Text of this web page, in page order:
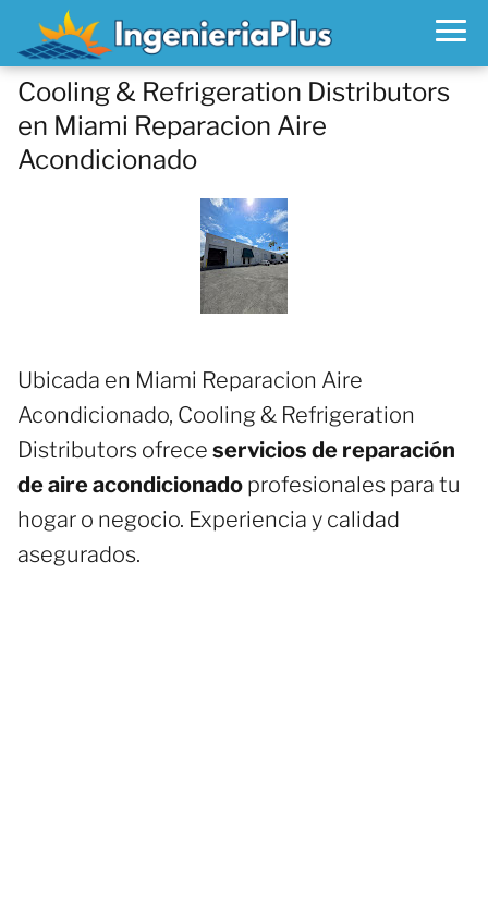
Cooling & Refrigeration Distributors
en Miami Reparacion Aire
Acondicionado
Ubicada en Miami Reparacion Aire
Acondicionado, Cooling & Refrigeration
Distributors ofrece servicios de reparación
de aire acondicionado profesionales para tu
hogar o negocio. Experiencia y calidad
asegurados.